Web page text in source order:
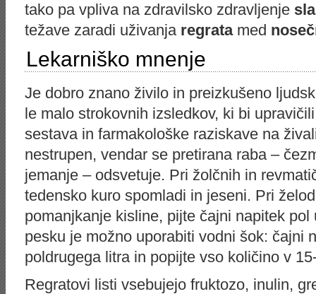
tako pa vpliva na zdravilsko zdravljenje
težave zaradi uživanja regratamed
Lekarniško mnenje
Je dobro znano živilo in preizkušeno
le malo strokovnih izsledkov, ki bi
sestava in farmakološke raziskave na
nestrupen, vendar se pretirana raba –
jemanje – odsvetuje. Pri žolčnih in
tedensko kuro spomladi in jeseni. Pri
pomanjkanje kisline, pijte čajni napitek
pesku je možno uporabiti vodni šok: čajni
poldrugega litra in popijte vso količino v
Regratovi listi vsebujejo fruktozo, inulin,